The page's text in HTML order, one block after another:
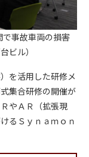
で事故車両の損害
ビル）
を活用した研修メ
集合研修の開催が
やＡＲ（拡張現
るＳｙｎａｍｏｎ